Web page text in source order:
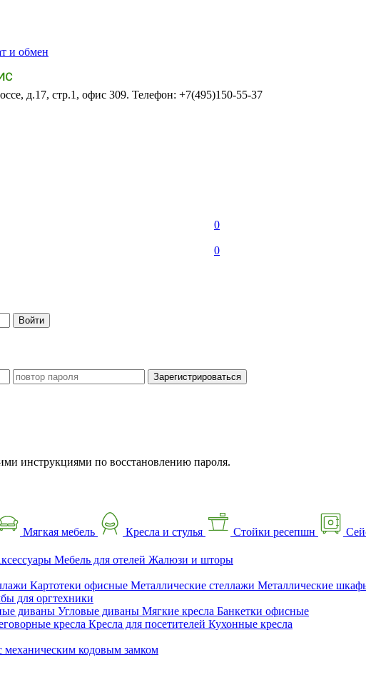
и обмен
д.17, стр.1, офис 309. Телефон: +7(495)150-55-37
0
0
Войти
Зарегистрироваться
инструкциями по восстановлению пароля.
Мягкая мебель Кресла и стулья Стойки ресепшн
Мебель для отелей Жалюзи и шторы
Картотеки офисные Металлические стеллажи Металлические
для оргтехники
диваны Угловые диваны Мягкие кресла Банкетки офисные
кресла Кресла для посетителей Кухонные кресла
кодовым замком